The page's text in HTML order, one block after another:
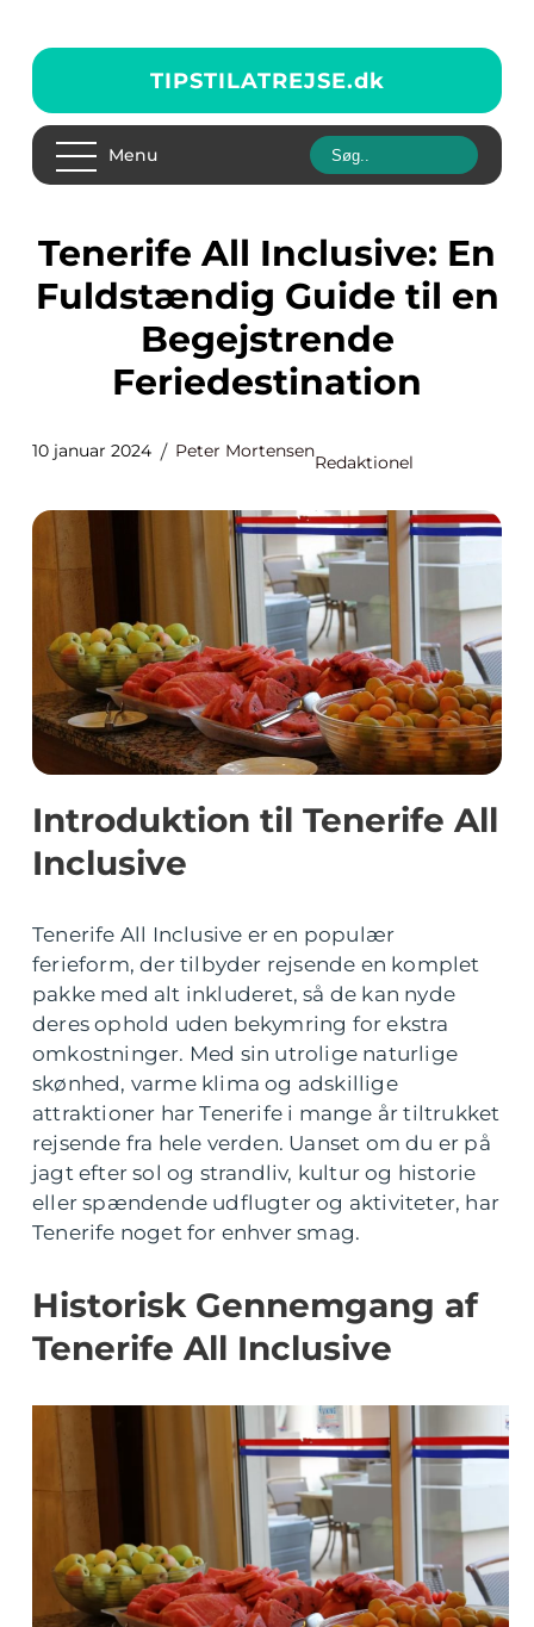
TIPSTILATREJSE.dk
Menu
Tenerife All Inclusive: En
Fuldstændig Guide til en
Begejstrende
Feriedestination
10 januar 2024 Peter Mortensen
Redaktionel
Introduktion til Tenerife All
Inclusive
Tenerife All Inclusive er en populær
ferieform, der tilbyder rejsende en komplet
pakke med alt inkluderet, så de kan nyde
deres ophold uden bekymring for ekstra
omkostninger. Med sin utrolige naturlige
skønhed, varme klima og adskillige
attraktioner har Tenerife i mange år tiltrukket
rejsende fra hele verden. Uanset om du er på
jagt efter sol og strandliv, kultur og historie
eller spændende udflugter og aktiviteter, har
Tenerife noget for enhver smag.
Historisk Gennemgang af
Tenerife All Inclusive